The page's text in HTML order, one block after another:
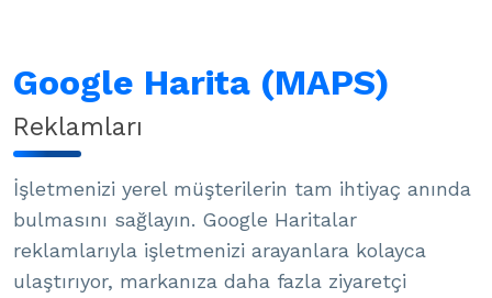
Google Harita (MAPS)
Reklamları
İşletmenizi yerel müşterilerin tam ihtiyaç anında
bulmasını sağlayın. Google Haritalar
reklamlarıyla işletmenizi arayanlara kolayca
ulaştırıyor, markanıza daha fazla ziyaretçi